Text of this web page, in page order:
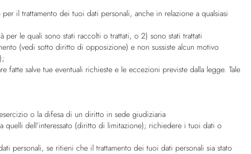
il trattamento dei tuoi dati personali, anche in relazione a qualsiasi
le quali sono stati raccolti o trattati, o 2) sono stati trattati
(vedi sotto diritto di opposizione) e non sussiste alcun motivo
salve tue eventuali richieste e le eccezioni previste dalla legge. Tale
o la difesa di un diritto in sede giudiziaria
quelli dell’interessato (diritto di limitazione); richiedere i tuoi dati o
personali, se ritieni che il trattamento dei tuoi dati personali sia stato